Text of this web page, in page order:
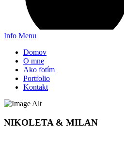
Info Menu
Domov
O mne
Ako fotím
Portfolio
Kontakt
NIKOLETA & MILAN